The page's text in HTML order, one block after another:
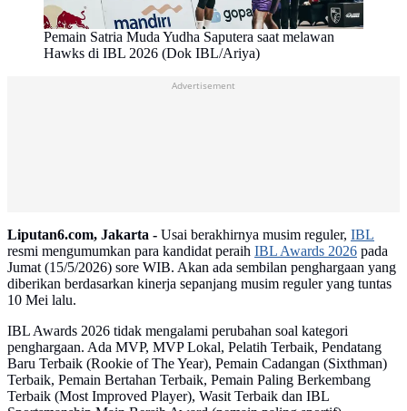
Pemain Satria Muda Yudha Saputera saat melawan
Hawks di IBL 2026 (Dok IBL/Ariya)
Liputan6.com, Jakarta - Usai berakhirnya musim reguler, IBL
resmi mengumumkan para kandidat peraih IBL Awards 2026 pada
Jumat (15/5/2026) sore WIB. Akan ada sembilan penghargaan yang
diberikan berdasarkan kinerja sepanjang musim reguler yang tuntas
10 Mei lalu.
IBL Awards 2026 tidak mengalami perubahan soal kategori
penghargaan. Ada MVP, MVP Lokal, Pelatih Terbaik, Pendatang
Baru Terbaik (Rookie of The Year), Pemain Cadangan (Sixthman)
Terbaik, Pemain Bertahan Terbaik, Pemain Paling Berkembang
Terbaik (Most Improved Player), Wasit Terbaik dan IBL